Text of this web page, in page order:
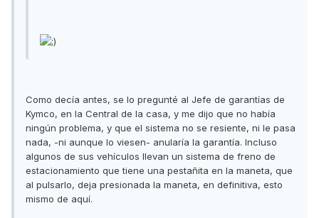
Como decía antes, se lo pregunté al Jefe de garantías de
Kymco, en la Central de la casa, y me dijo que no había
ningún problema, y que el sistema no se resiente, ni le pasa
nada, -ni aunque lo viesen- anularía la garantía. Incluso
algunos de sus vehículos llevan un sistema de freno de
estacionamiento que tiene una pestañita en la maneta, que
al pulsarlo, deja presionada la maneta, en definitiva, esto
mismo de aquí.